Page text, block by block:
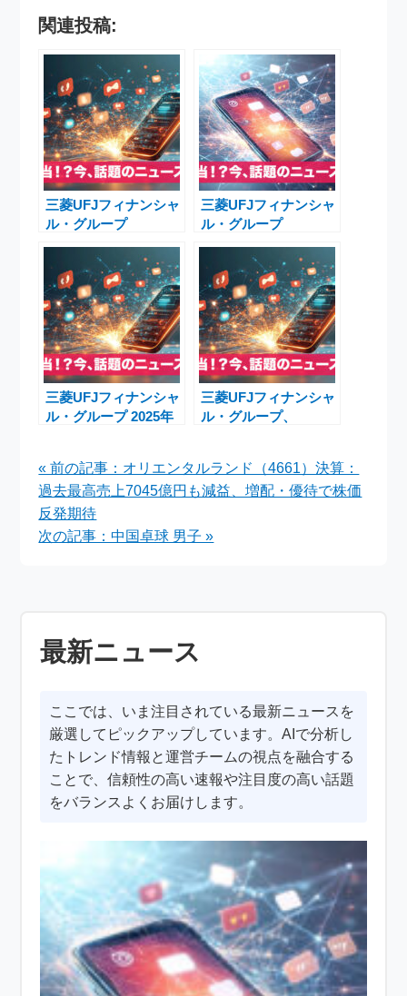
関連投稿:
三菱UFJフィナンシャ
ル・グループ
4.86% 日銀利上げ期待
で活況
三菱UFJフィナンシャ
ル・グループ
2,700.5円とPBR2倍上
昇可能性、アジア戦略
の最新ニュース
三菱UFJフィナンシャ
ル・グループ 2025年
株主還元強化
三菱UFJフィナンシャ
ル・グループ、
インド不動産金融参入
へ
« 前の記事：オリエンタルランド（4661）決算：
過去最高売上7045億円も減益、増配・優待で株価
反発期待
次の記事：中国卓球 男子 »
最新ニュース
ここでは、いま注目されている最新ニュースを
厳選してピックアップしています。AIで分析し
たトレンド情報と運営チームの視点を融合する
ことで、信頼性の高い速報や注目度の高い話題
をバランスよくお届けします。